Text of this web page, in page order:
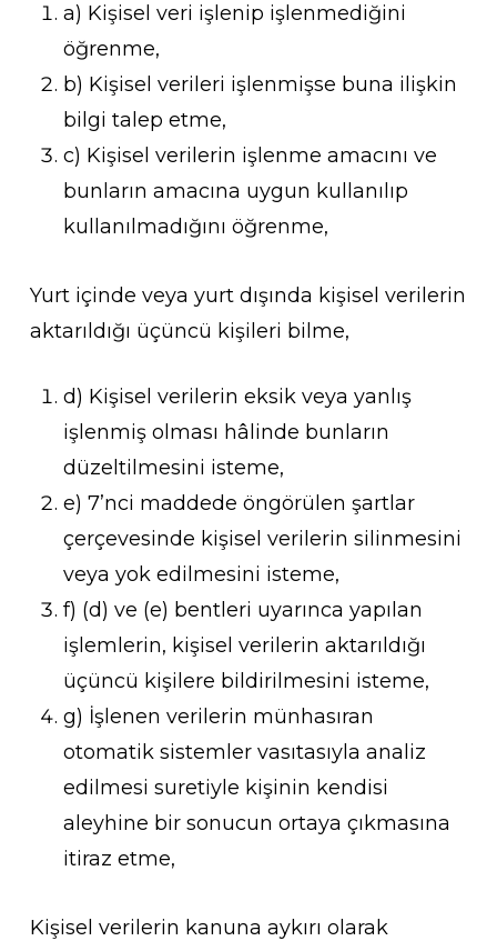
a) Kişisel veri işlenip işlenmediğini
öğrenme,
b) Kişisel verileri işlenmişse buna ilişkin
bilgi talep etme,
c) Kişisel verilerin işlenme amacını ve
bunların amacına uygun kullanılıp
kullanılmadığını öğrenme,
Yurt içinde veya yurt dışında kişisel verilerin
aktarıldığı üçüncü kişileri bilme,
d) Kişisel verilerin eksik veya yanlış
işlenmiş olması hâlinde bunların
düzeltilmesini isteme,
e) 7’nci maddede öngörülen şartlar
çerçevesinde kişisel verilerin silinmesini
veya yok edilmesini isteme,
f) (d) ve (e) bentleri uyarınca yapılan
işlemlerin, kişisel verilerin aktarıldığı
üçüncü kişilere bildirilmesini isteme,
g) İşlenen verilerin münhasıran
otomatik sistemler vasıtasıyla analiz
edilmesi suretiyle kişinin kendisi
aleyhine bir sonucun ortaya çıkmasına
itiraz etme,
Kişisel verilerin kanuna aykırı olarak